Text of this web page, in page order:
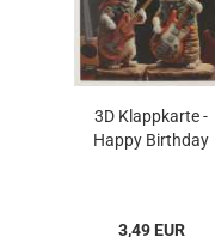
3D Klappkarte -
Happy Birthday
3,49 EUR